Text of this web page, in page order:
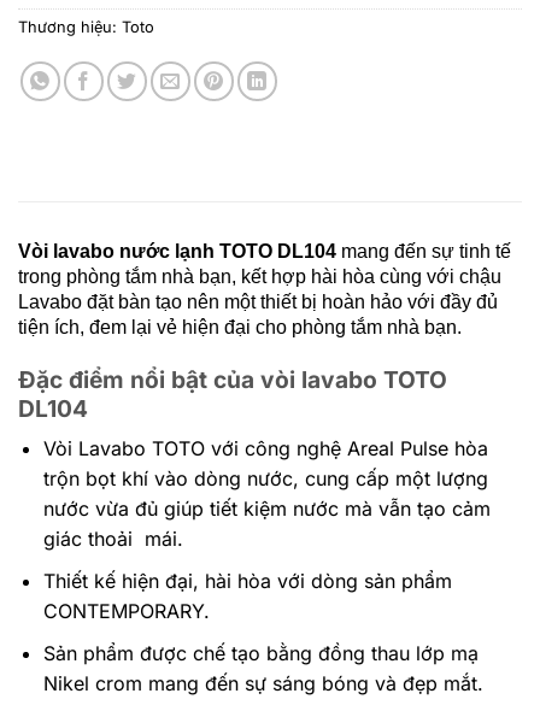
Thương hiệu: Toto
Vòi lavabo nước lạnh TOTO DL104 mang đến sự tinh tế
trong phòng tắm nhà bạn, kết hợp hài hòa cùng với chậu
Lavabo đặt bàn tạo nên một thiết bị hoàn hảo với đầy đủ
tiện ích, đem lại vẻ hiện đại cho phòng tắm nhà bạn.
Đặc điểm nổi bật của vòi lavabo TOTO
DL104
Vòi Lavabo TOTO với công nghệ Areal Pulse hòa
trộn bọt khí vào dòng nước, cung cấp một lượng
nước vừa đủ giúp tiết kiệm nước mà vẫn tạo cảm
giác thoải mái.
Thiết kế hiện đại, hài hòa với dòng sản phẩm
CONTEMPORARY.
Sản phẩm được chế tạo bằng đồng thau lớp mạ
Nikel crom mang đến sự sáng bóng và đẹp mắt.